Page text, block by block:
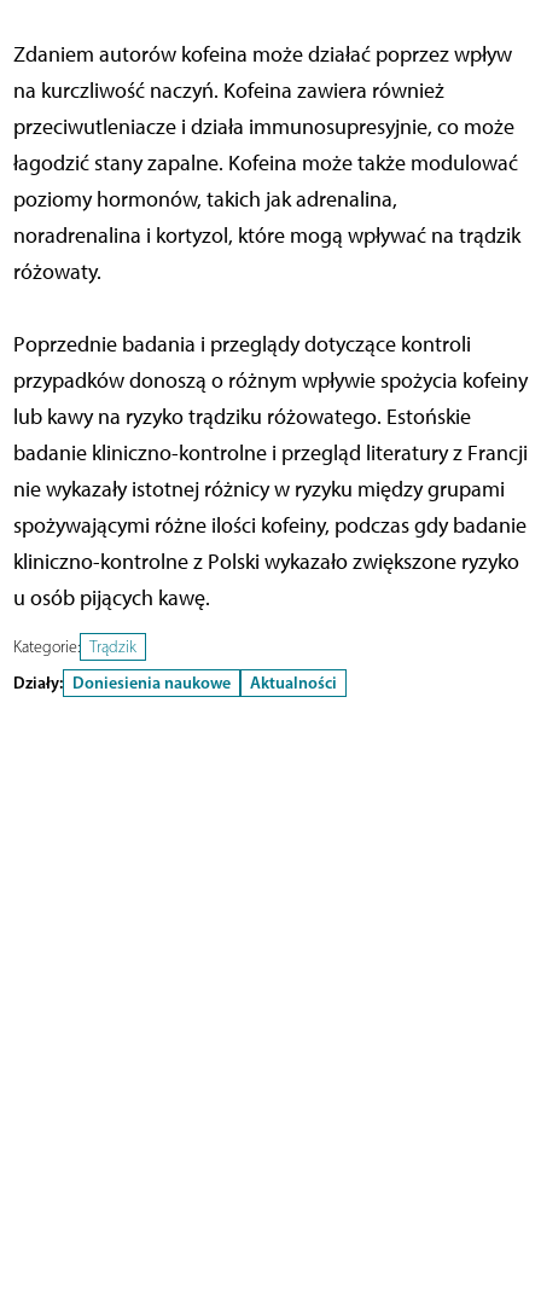
Zdaniem autorów kofeina może działać poprzez wpływ
na kurczliwość naczyń. Kofeina zawiera również
przeciwutleniacze i działa immunosupresyjnie, co może
łagodzić stany zapalne. Kofeina może także modulować
poziomy hormonów, takich jak adrenalina,
noradrenalina i kortyzol, które mogą wpływać na trądzik
różowaty.
Poprzednie badania i przeglądy dotyczące kontroli
przypadków donoszą o różnym wpływie spożycia kofeiny
lub kawy na ryzyko trądziku różowatego. Estońskie
badanie kliniczno-kontrolne i przegląd literatury z Francji
nie wykazały istotnej różnicy w ryzyku między grupami
spożywającymi różne ilości kofeiny, podczas gdy badanie
kliniczno-kontrolne z Polski wykazało zwiększone ryzyko
u osób pijących kawę.
Kategorie: Trądzik
Działy: Doniesienia naukowe Aktualności